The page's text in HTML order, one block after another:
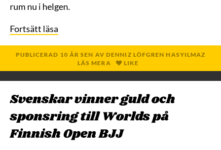
rum nu i helgen.
Fortsätt läsa
PUBLICERAD 10 ÅR SEN AV DENNIZ LÖFGREN HASYILMAZ
LÄS MERA
LIKE
Svenskar vinner guld och
sponsring till Worlds på
Finnish Open BJJ